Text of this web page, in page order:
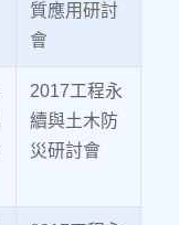
質應用研討
會
2017工程永
續與土木防
災研討會